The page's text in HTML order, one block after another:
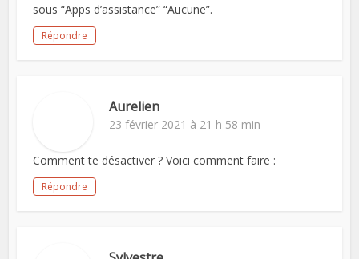
sous “Apps d’assistance” “Aucune”.
Répondre
Aurelien
23 février 2021 à 21 h 58 min
Comment te désactiver ? Voici comment faire :
Répondre